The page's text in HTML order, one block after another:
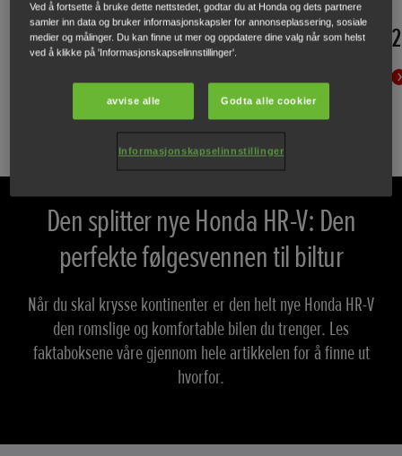
1. Cornwall, England– 78 brett
Den splitter nye Honda HR-V: Den
perfekte følgesvennen til biltur
Når du skal krysse kontinenter er den helt nye Honda HR-V
den romslige og komfortable bilen du trenger. Les
faktaboksene våre gjennom hele artikkelen for å finne ut
hvorfor.
Ved å fortsette å bruke dette nettstedet, godtar du at Honda og dets partnere
samler inn data og bruker informasjonskapsler for annonseplassering, sosiale
medier og målinger. Du kan finne ut mer og oppdatere dine valg når som helst
ved å klikke på 'Informasjonskapselinnstillinger'.
avvise alle Godta alle cookier
Informasjonskapselinnstillinger